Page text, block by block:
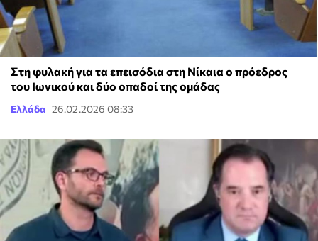
Στη φυλακή για τα επεισόδια στη Νίκαια ο πρόεδρος
του Ιωνικού και δύο οπαδοί της ομάδας
Ελλάδα 26.02.2026 08:33